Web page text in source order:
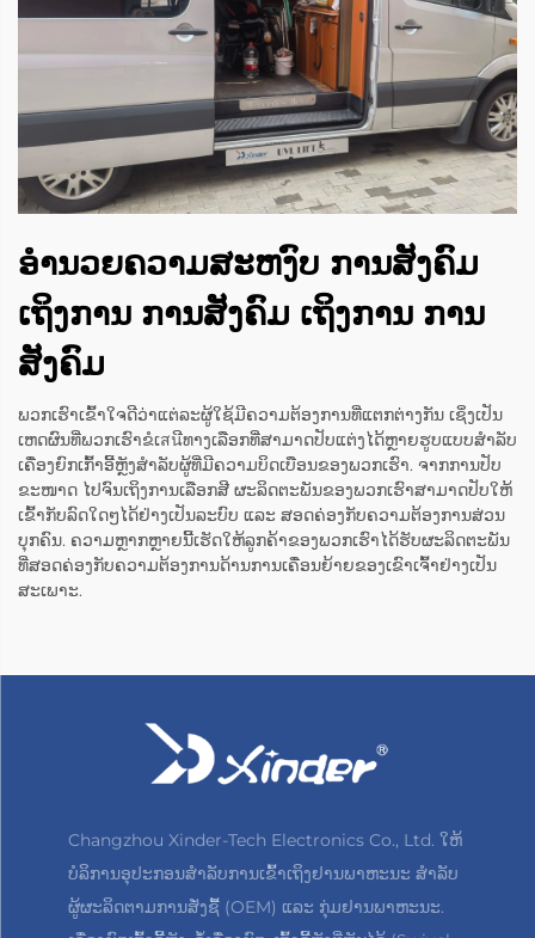
ອຳນວຍຄວາມສະຫງົບ ການສັງຄົມ
ເຖິງການ ການສັງຄົມ ເຖິງການ ການ
ສັງຄົມ
ພວກເຮົາເຂົ້າໃຈດີວ່າແຕ່ລະຜູ້ໃຊ້ມີຄວາມຕ້ອງການທີ່ແຕກຕ່າງກັນ ເຊິ່ງເປັນ
ເຫດຜົນທີ່ພວກເຮົາຂໍເสนີທາງເລືອກທີ່ສາມາດປັບແຕ່ງໄດ້ຫຼາຍຮູບແບບສຳລັບ
ເຄື່ອງຍົກເກົ້າອີ້ຫຼັງສຳລັບຜູ້ທີ່ມີຄວາມບິດເບືອນຂອງພວກເຮົາ. ຈາກການປັບ
ຂະໜາດ ໄປຈົນເຖິງການເລືອກສີ ຜະລິດຕະພັນຂອງພວກເຮົາສາມາດປັບໃຫ້
ເຂົ້າກັບລົດໃດໆໄດ້ຢ່າງເປັນລະບົບ ແລະ ສອດຄ່ອງກັບຄວາມຕ້ອງການສ່ວນ
ບຸກຄົນ. ຄວາມຫຼາກຫຼາຍນີ້ເຮັດໃຫ້ລູກຄ້າຂອງພວກເຮົາໄດ້ຮັບຜະລິດຕະພັນ
ທີ່ສອດຄ່ອງກັບຄວາມຕ້ອງການດ້ານການເຄື່ອນຍ້າຍຂອງເຂົາເຈົ້າຢ່າງເປັນ
ສະເພາະ.
Changzhou Xinder-Tech Electronics Co., Ltd. ໃຫ້
ບໍລິການອຸປະກອນສຳລັບການເຂົ້າເຖິງຢານພາຫະນະ ສຳລັບ
ຜູ້ຜະລິດຕາມການສັ່ງຊື້ (OEM) ແລະ ກຸ່ມຢານພາຫະນະ.